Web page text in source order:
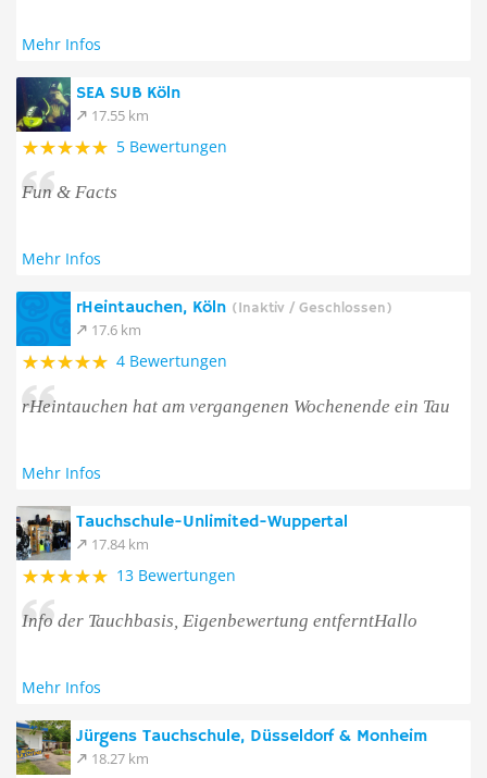
Mehr Infos
SEA SUB Köln
17.55 km
5 Bewertungen
Fun & Facts
Mehr Infos
rHeintauchen, Köln (Inaktiv / Geschlossen)
17.6 km
4 Bewertungen
rHeintauchen hat am vergangenen Wochenende ein Tau
Mehr Infos
Tauchschule-Unlimited-Wuppertal
17.84 km
13 Bewertungen
Info der Tauchbasis, Eigenbewertung entferntHallo
Mehr Infos
Jürgens Tauchschule, Düsseldorf & Monheim
18.27 km